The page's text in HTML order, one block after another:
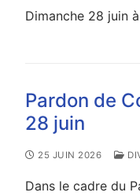
Dimanche 28 juin
Pardon de
28 juin
25 JUIN 2026
Dans le cadre du